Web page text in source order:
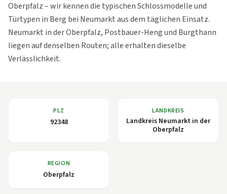
Oberpfalz – wir kennen die typischen Schlossmodelle und
Türtypen in Berg bei Neumarkt aus dem täglichen Einsatz.
Neumarkt in der Oberpfalz, Postbauer-Heng und Burgthann
liegen auf denselben Routen; alle erhalten dieselbe
Verlässlichkeit.
PLZ
92348
LANDKREIS
Landkreis Neumarkt in der
Oberpfalz
REGION
Oberpfalz